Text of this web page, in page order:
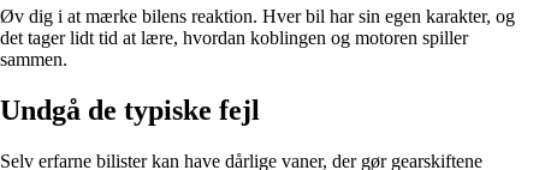
Øv dig i at mærke bilens reaktion. Hver bil har sin egen karakter, og
det tager lidt tid at lære, hvordan koblingen og motoren spiller
sammen.
Undgå de typiske fejl
Selv erfarne bilister kan have dårlige vaner, der gør gearskiftene